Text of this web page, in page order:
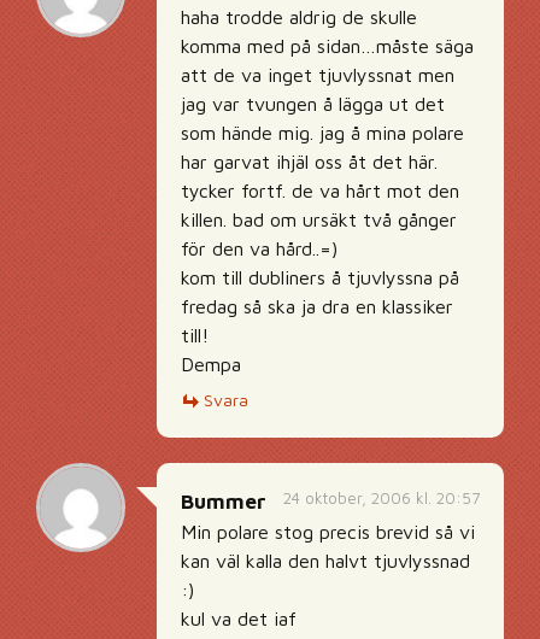
haha trodde aldrig de skulle
komma med på sidan…måste säga
att de va inget tjuvlyssnat men
jag var tvungen å lägga ut det
som hände mig. jag å mina polare
har garvat ihjäl oss åt det här.
tycker fortf. de va hårt mot den
killen. bad om ursäkt två gånger
för den va hård..=)
kom till dubliners å tjuvlyssna på
fredag så ska ja dra en klassiker
till!
Dempa
Svara
24 oktober, 2006 kl. 20:57
Bummer
Min polare stog precis brevid så vi
kan väl kalla den halvt tjuvlyssnad
:)
kul va det iaf